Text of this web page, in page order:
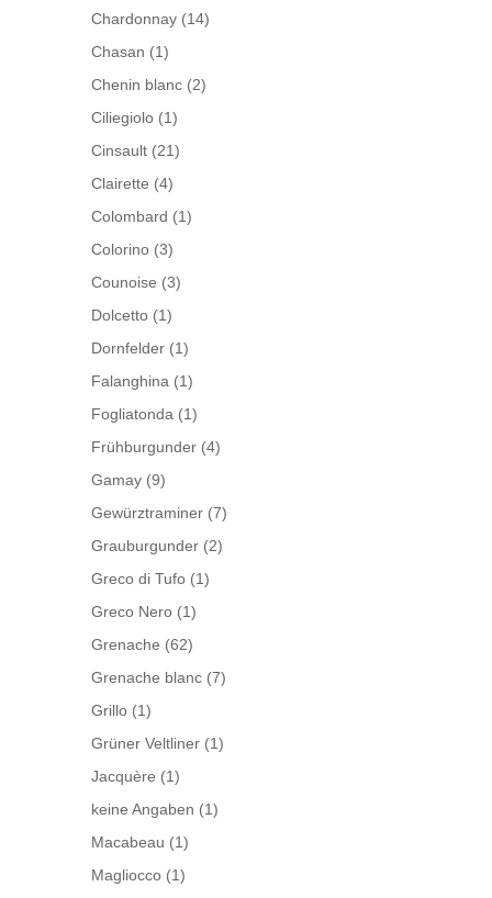
Chardonnay (14)
Chasan (1)
Chenin blanc (2)
Ciliegiolo (1)
Cinsault (21)
Clairette (4)
Colombard (1)
Colorino (3)
Counoise (3)
Dolcetto (1)
Dornfelder (1)
Falanghina (1)
Fogliatonda (1)
Frühburgunder (4)
Gamay (9)
Gewürztraminer (7)
Grauburgunder (2)
Greco di Tufo (1)
Greco Nero (1)
Grenache (62)
Grenache blanc (7)
Grillo (1)
Grüner Veltliner (1)
Jacquère (1)
keine Angaben (1)
Macabeau (1)
Magliocco (1)